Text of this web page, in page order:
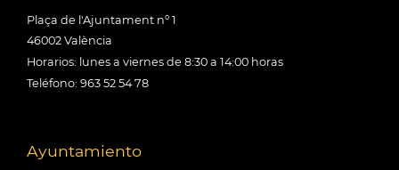
Plaça de l'Ajuntament nº 1
46002 València
Horarios: lunes a viernes de 8:30 a 14:00 horas
Teléfono: 963 52 54 78
Ayuntamiento